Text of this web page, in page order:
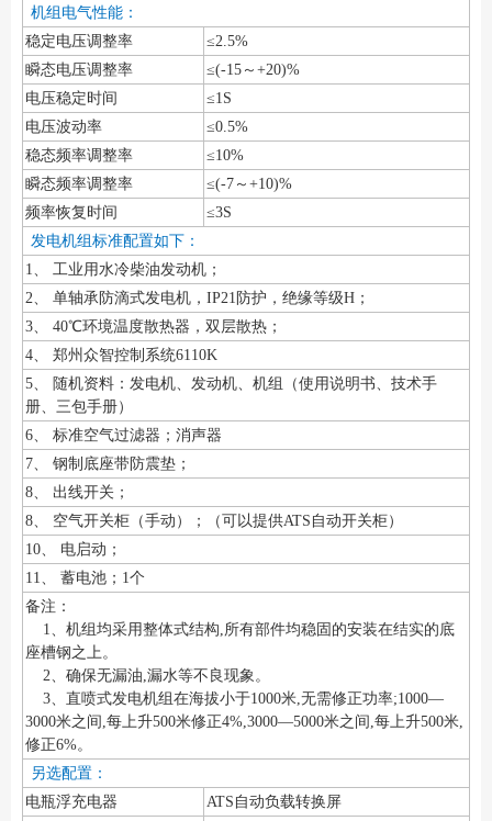
机组电气性能：
稳定电压调整率
≤2.5%
瞬态电压调整率
≤(-15～+20)%
电压稳定时间
≤1S
电压波动率
≤0.5%
稳态频率调整率
≤10%
瞬态频率调整率
≤(-7～+10)%
频率恢复时间
≤3S
发电机组标准配置如下：
1、 工业用水冷柴油发动机；
2、 单轴承防滴式发电机，IP21防护，绝缘等级H；
3、 40℃环境温度散热器，双层散热；
4、 郑州众智控制系统6110K
5、 随机资料：发电机、发动机、机组（使用说明书、技术手
册、三包手册）
6、 标准空气过滤器；消声器
7、 钢制底座带防震垫；
8、 出线开关；
8、 空气开关柜（手动）；（可以提供ATS自动开关柜）
10、 电启动；
11、 蓄电池；1个
备注：
1、机组均采用整体式结构,所有部件均稳固的安装在结实的底
座槽钢之上。
2、确保无漏油,漏水等不良现象。
3、直喷式发电机组在海拔小于1000米,无需修正功率;1000—
3000米之间,每上升500米修正4%,3000—5000米之间,每上升500米,
修正6%。
另选配置：
电瓶浮充电器
ATS自动负载转换屏